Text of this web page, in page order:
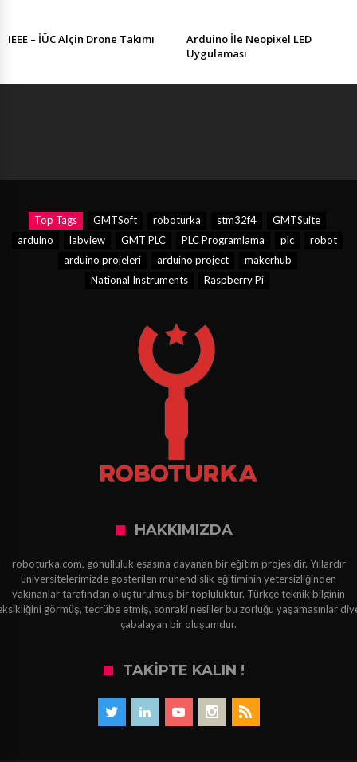
IEEE – İÜC Alçin Drone Takımı
Arduino İle Neopixel LED
Uygulaması
Top Tags GMTSoft roboturka stm32f4
GMTSuite
arduino
labview GMT PLC PLC Programlama plc
robot
arduino projeleri
arduino project
makerhub
National Instruments
Raspberry Pi
HAKKIMIZDA
roboturka.com, gönüllülük esasına dayanan bir eğitim projesidir. Yıllardır
üniversitelerimizde gösterilen mühendislik eğitiminin yetersizliğinden
yakınanlar tarafından oluşturulmuş bir topluluktur. Türkçe teknik bilginin
görmüş, tecrübe etmiş, sonraki nesiller bu zorluğu yaşamasınlar
çabalayan bir oluşumdur.
TAKIPTE KALIN !